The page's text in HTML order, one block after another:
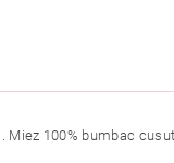
100% bumbac